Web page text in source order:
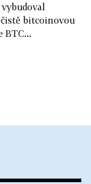
bitcoinovou
BTC...